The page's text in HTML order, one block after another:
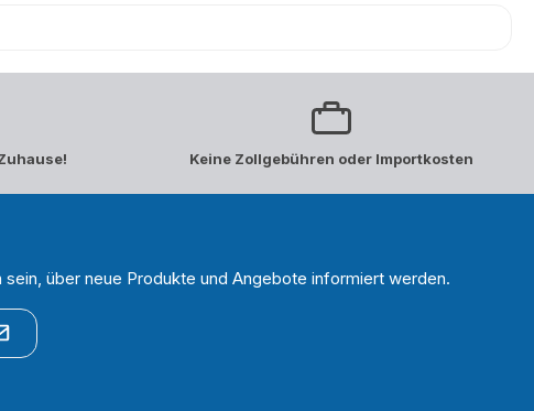
Keine Zollgebühren oder Importkosten
über neue Produkte und Angebote informiert werden.